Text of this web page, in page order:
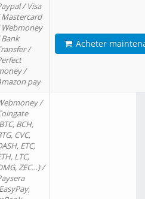
/ Visa
/
/
pay
Acheter
/
BCH,
CVC,
ETC,
LTC,
ZEC…) /